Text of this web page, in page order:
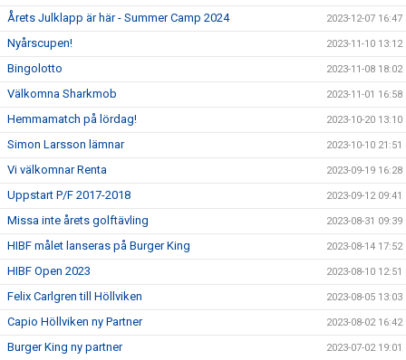
Årets Julklapp är här - Summer Camp 2024 2023-12-07 16:47
Nyårscupen! 2023-11-10 13:12
Bingolotto 2023-11-08 18:02
Välkomna Sharkmob 2023-11-01 16:58
Hemmamatch på lördag! 2023-10-20 13:10
Simon Larsson lämnar 2023-10-10 21:51
Vi välkomnar Renta 2023-09-19 16:28
Uppstart P/F 2017-2018 2023-09-12 09:41
Missa inte årets golftävling 2023-08-31 09:39
HIBF målet lanseras på Burger King 2023-08-14 17:52
HIBF Open 2023 2023-08-10 12:51
Felix Carlgren till Höllviken 2023-08-05 13:03
Capio Höllviken ny Partner 2023-08-02 16:42
Burger King ny partner 2023-07-02 19:01